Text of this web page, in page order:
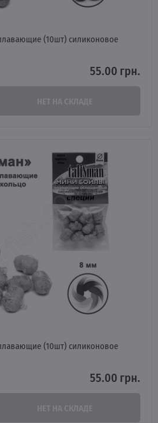
(10шт) силиконовое
55.00 грн.
(10шт) силиконовое
55.00 грн.